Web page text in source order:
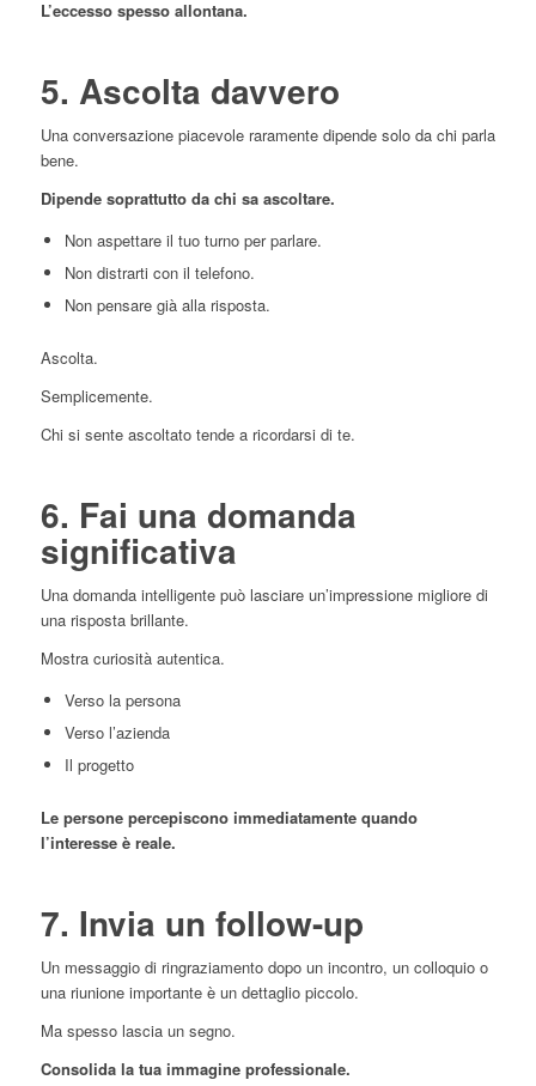
L’eccesso spesso allontana.
5. Ascolta davvero
Una conversazione piacevole raramente dipende solo da chi parla
bene.
Dipende soprattutto da chi sa ascoltare.
Non aspettare il tuo turno per parlare.
Non distrarti con il telefono.
Non pensare già alla risposta.
Ascolta.
Semplicemente.
Chi si sente ascoltato tende a ricordarsi di te.
6. Fai una domanda
significativa
Una domanda intelligente può lasciare un’impressione migliore di
una risposta brillante.
Mostra curiosità autentica.
Verso la persona
Verso l’azienda
Il progetto
Le persone percepiscono immediatamente quando
l’interesse è reale.
7. Invia un follow-up
Un messaggio di ringraziamento dopo un incontro, un colloquio o
una riunione importante è un dettaglio piccolo.
Ma spesso lascia un segno.
Consolida la tua immagine professionale.